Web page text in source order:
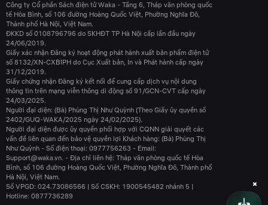
Công ty Cổ phần Sách điện tử Waka - Tầng 6, Tháp văn phòng quốc
tế Hòa Bình, số 106 đường Hoàng Quốc Việt, Phường Nghĩa Đô,
Thành phố Hà Nội, Việt Nam.
ĐKKD số 0108796796 do SKHĐT TP Hà Nội cấp lần đầu ngày
24/06/2019.
Giấy xác nhận Đăng ký hoạt động phát hành xuất bản phẩm điện tử
số 8132/XN-CXBIPH do Cục Xuất bản, In và Phát hành cấp ngày
31/12/2019.
Giấy chứng nhận Đăng ký kết nối để cung cấp dịch vụ nội dung
thông tin trên mạng viễn thông di động số 91/GCN-CVT cấp ngày
24/03/2025.
Người đại diện: (Bà) Phùng Thị Như Quỳnh (Theo Giấy ủy quyền số
2402/GUQ-WAKA/2025 ngày 24/02/2025).
Người đại diện được ủy quyền phối hợp với CQNN giải quyết các
vấn đề liên quan đến bảo vệ quyền lợi Khách hàng: (Bà) Phùng Thị
Như Quỳnh - Số điện thoại: 0977756263 - Email:
Support@waka.vn. - Địa chỉ liên hệ: Tháp văn phòng quốc tế Hòa
Bình, số 106 đường Hoàng Quốc Việt, Phường Nghĩa Đô, Thành phố
Hà Nội, Việt Nam.
Số VPGD: 024.73086566 | Số CSKH: 1900545482 nhánh 5 |
Hotline: 0877736289